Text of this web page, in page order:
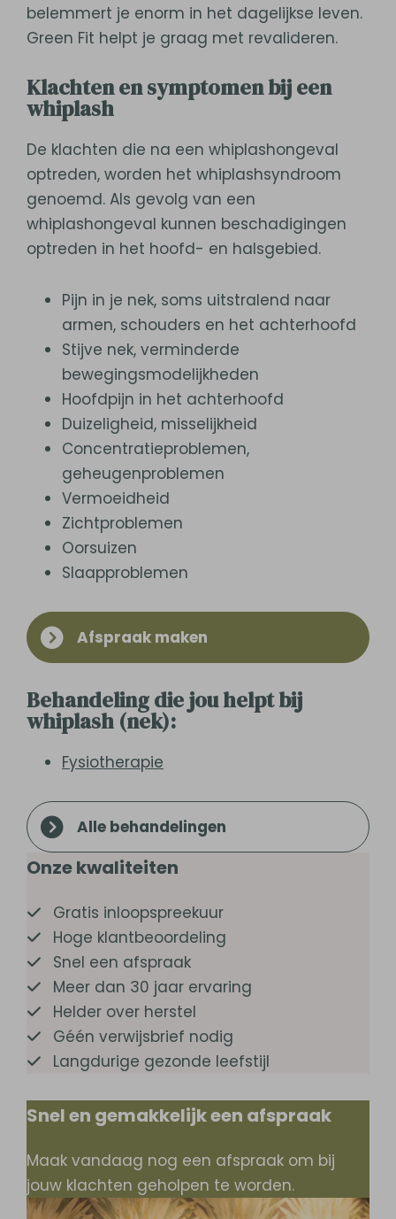
belemmert je enorm in het dagelijkse leven.
Green Fit helpt je graag met revalideren.
Klachten en symptomen bij een
whiplash
De klachten die na een whiplashongeval
optreden, worden het whiplashsyndroom
genoemd. Als gevolg van een
whiplashongeval kunnen beschadigingen
optreden in het hoofd- en halsgebied.
Pijn in je nek, soms uitstralend naar
armen, schouders en het achterhoofd
Stijve nek, verminderde
bewegingsmodelijkheden
Hoofdpijn in het achterhoofd
Duizeligheid, misselijkheid
Concentratieproblemen,
geheugenproblemen
Vermoeidheid
Zichtproblemen
Oorsuizen
Slaapproblemen
Afspraak maken
Behandeling die jou helpt bij
whiplash (nek):
Fysiotherapie
Alle behandelingen
Onze kwaliteiten
Gratis inloopspreekuur
Hoge klantbeoordeling
Snel een afspraak
Meer dan 30 jaar ervaring
Helder over herstel
Géén verwijsbrief nodig
Langdurige gezonde leefstijl
Snel en gemakkelijk een afspraak
Maak vandaag nog een afspraak om bij
jouw klachten geholpen te worden.